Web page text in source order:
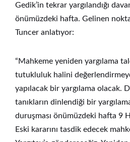
Gedik’in tekrar yargılandığı
önümüzdeki hafta. Gelinen
Tuncer anlatıyor:
“Mahkeme yeniden yargılama
tutukluluk halini
yapılacak bir yargılama olacak.
tanıkların dinlendiği bir
duruşması önümüzdeki hafta 9
Eski kararını tasdik edecek